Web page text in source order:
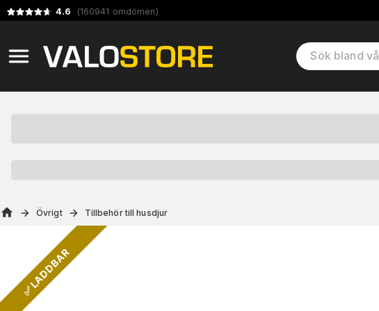
4.6 (160941 omdömen)
Övrigt Tillbehör till husdjur
✅ LADDBAR